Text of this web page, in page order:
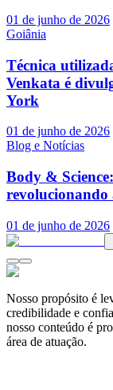
01 de junho de 2026
Goiânia
Técnica
Venkata é
York
01 de junho de 2026
Blog e Notícias
Body &
revolucionando
01 de junho de 2026
Nosso propósito é
credibilidade e
nosso conteúdo é
área de atuação.